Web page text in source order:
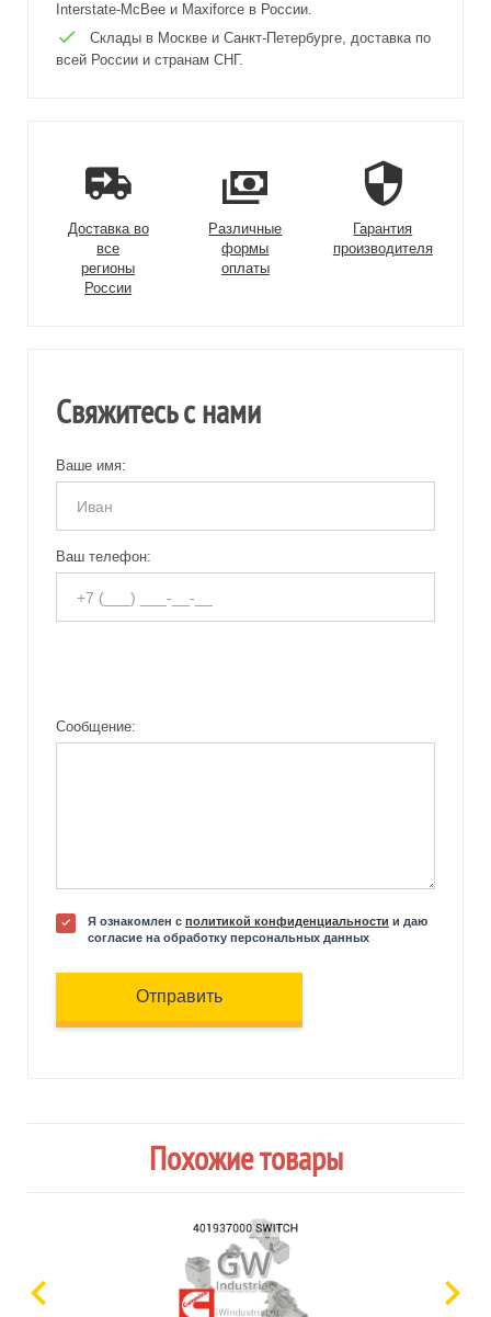
Interstate-McBee и Maxiforce в России.
Склады в Москве и Санкт-Петербурге, доставка по
всей России и странам СНГ.
Доставка во
все
регионы
России
Различные
формы
оплаты
Гарантия
производителя
Свяжитесь с нами
Ваше имя:
Ваш телефон:
Сообщение:
Я ознакомлен с политикой конфиденциальности и даю
согласие на обработку персональных данных
Отправить
Похожие товары